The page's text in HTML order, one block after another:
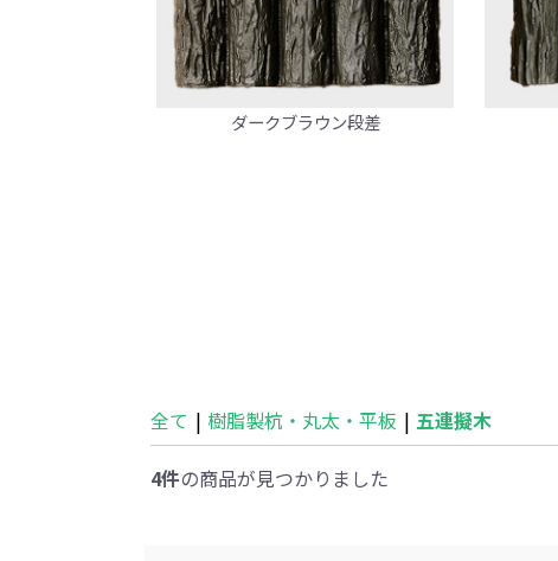
ダークブラウン段差
全て | 樹脂製杭・丸太・平板 | 五連擬木
4件の商品が見つかりました